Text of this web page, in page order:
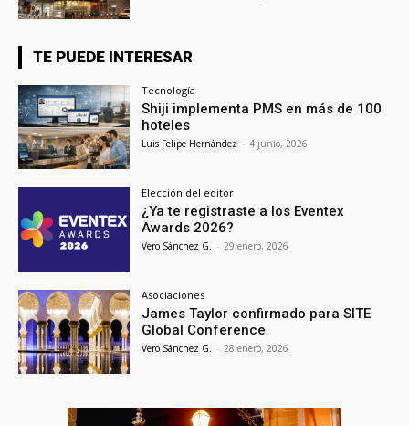
TE PUEDE INTERESAR
Tecnología
Shiji implementa PMS en más de 100
hoteles
Luis Felipe Hernández - 4 junio, 2026
Elección del editor
¿Ya te registraste a los Eventex
Awards 2026?
Vero Sánchez G. - 29 enero, 2026
Asociaciones
James Taylor confirmado para SITE
Global Conference
Vero Sánchez G. - 28 enero, 2026